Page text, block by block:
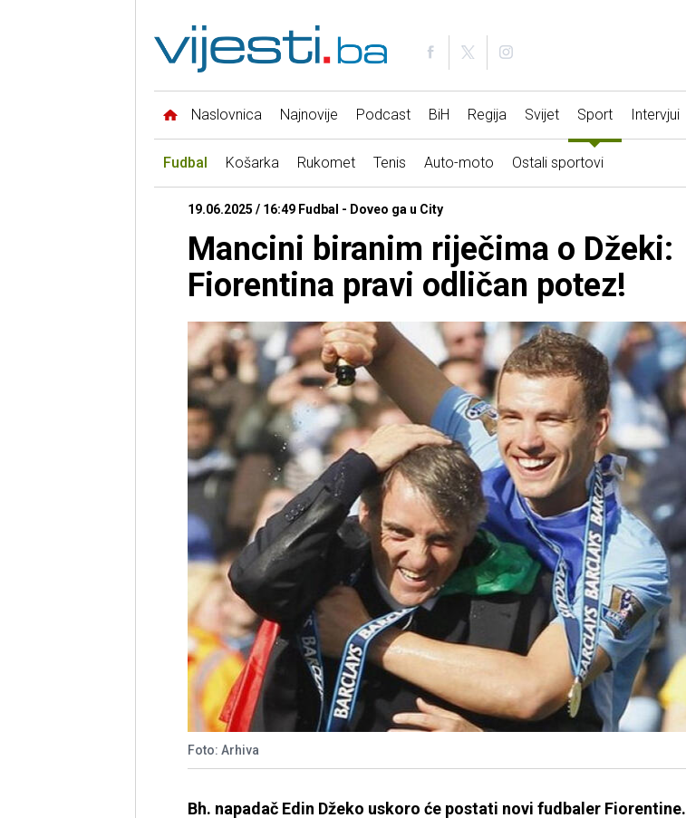
Naslovnica Najnovije Podcast BiH Regija Svijet Sport Intervjui
Fudbal Košarka Rukomet Tenis Auto-moto Ostali sportovi
19.06.2025 / 16:49 Fudbal - Doveo ga u City
Mancini biranim riječima o Džeki:
Fiorentina pravi odličan potez!
Foto: Arhiva
Bh. napadač Edin Džeko uskoro će postati novi fudbaler Fiorentine.